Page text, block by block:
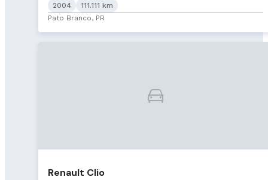
2004
111.111 km
Pato Branco, PR
Renault Clio